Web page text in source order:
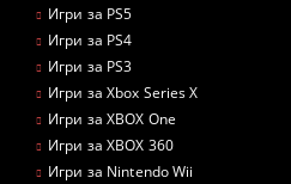
Игри за PS5
Игри за PS4
Игри за PS3
Игри за Xbox Series X
Игри за XBOX One
Игри за XBOX 360
Игри за Nintendo Wii